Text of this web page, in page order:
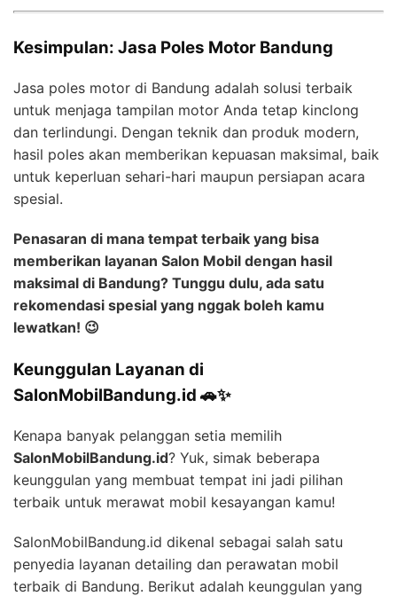
Kesimpulan: Jasa Poles Motor Bandung
Jasa poles motor di Bandung adalah solusi terbaik
untuk menjaga tampilan motor Anda tetap kinclong
dan terlindungi. Dengan teknik dan produk modern,
hasil poles akan memberikan kepuasan maksimal, baik
untuk keperluan sehari-hari maupun persiapan acara
spesial.
Penasaran di mana tempat terbaik yang bisa
memberikan layanan Salon Mobil dengan hasil
maksimal di Bandung? Tunggu dulu, ada satu
rekomendasi spesial yang nggak boleh kamu
lewatkan! 😉
Keunggulan Layanan di
SalonMobilBandung.id 🚗✨
Kenapa banyak pelanggan setia memilih
SalonMobilBandung.id? Yuk, simak beberapa
keunggulan yang membuat tempat ini jadi pilihan
terbaik untuk merawat mobil kesayangan kamu!
SalonMobilBandung.id dikenal sebagai salah satu
penyedia layanan detailing dan perawatan mobil
terbaik di Bandung. Berikut adalah keunggulan yang